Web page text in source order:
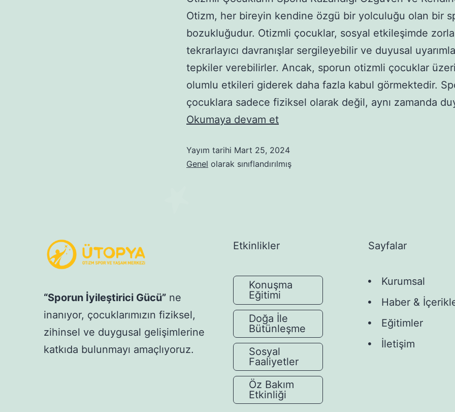
Otizm, her bireyin kendine özgü bir yolculuğu olan bir
bozukluğudur. Otizmli çocuklar, sosyal etkileşimde
tekrarlayıcı davranışlar sergileyebilir ve duyusal
tepkiler verebilirler. Ancak, sporun otizmli çocuklar
olumlu etkileri giderek daha fazla kabul görmektedir.
çocuklara sadece fiziksel olarak değil, aynı zamanda
Okumaya devam et
Yayım tarihi Mart 25, 2024
Genel olarak sınıflandırılmış
“Sporun İyileştirici Gücü” ne
inanıyor, çocuklarımızın fiziksel,
zihinsel ve duygusal gelişimlerine
katkıda bulunmayı amaçlıyoruz.
Etkinlikler
Konuşma
Eğitimi
Doğa İle
Bütünleşme
Sosyal
Faaliyetler
Öz Bakım
Etkinliği
Sayfalar
Kurumsal
Haber &
Eğitimler
İletişim